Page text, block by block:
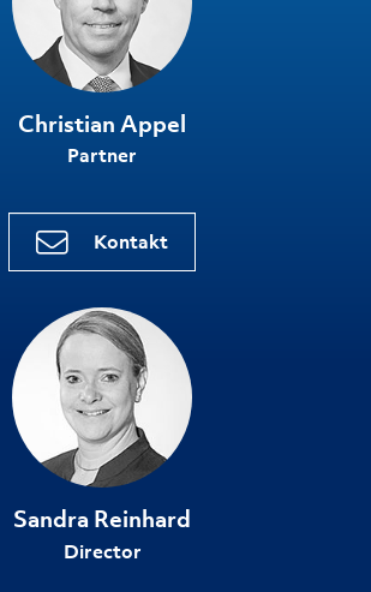
Christian Appel
Partner
Kontakt
Sandra Reinhard
Director